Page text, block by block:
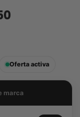
Oferta activa
marca